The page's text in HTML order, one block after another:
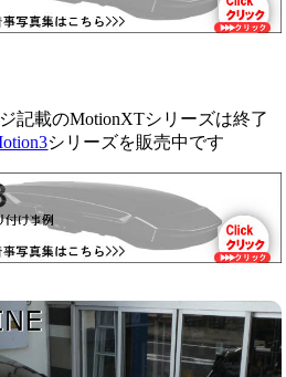
記載のMotionXTシリーズは終了
シリーズを販売中です